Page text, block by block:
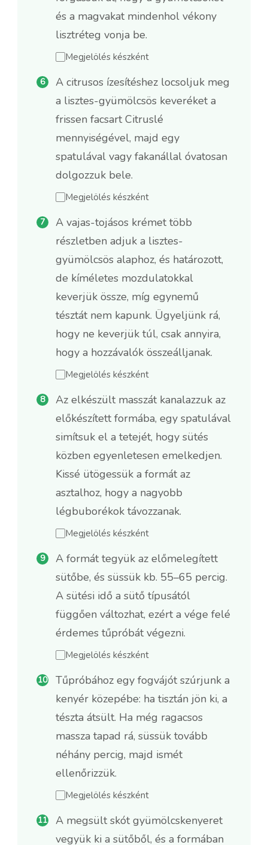
és a magvakat mindenhol vékony
lisztréteg vonja be.
Megjelölés készként
A citrusos ízesítéshez locsoljuk meg
a lisztes-gyümölcsös keveréket a
frissen facsart Citruslé
mennyiségével, majd egy
spatulával vagy fakanállal óvatosan
dolgozzuk bele.
Megjelölés készként
A vajas-tojásos krémet több
részletben adjuk a lisztes-
gyümölcsös alaphoz, és határozott,
de kíméletes mozdulatokkal
keverjük össze, míg egynemű
tésztát nem kapunk. Ügyeljünk rá,
hogy ne keverjük túl, csak annyira,
hogy a hozzávalók összeálljanak.
Megjelölés készként
Az elkészült masszát kanalazzuk az
előkészített formába, egy spatulával
simítsuk el a tetejét, hogy sütés
közben egyenletesen emelkedjen.
Kissé ütögessük a formát az
asztalhoz, hogy a nagyobb
légbuborékok távozzanak.
Megjelölés készként
A formát tegyük az előmelegített
sütőbe, és süssük kb. 55–65 percig.
A sütési idő a sütő típusától
függően változhat, ezért a vége felé
érdemes tűpróbát végezni.
Megjelölés készként
Tűpróbához egy fogvájót szúrjunk a
kenyér közepébe: ha tisztán jön ki, a
tészta átsült. Ha még ragacsos
massza tapad rá, süssük tovább
néhány percig, majd ismét
ellenőrizzük.
Megjelölés készként
A megsült skót gyümölcskenyeret
vegyük ki a sütőből, és a formában